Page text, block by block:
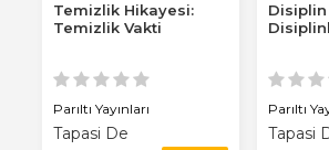
Temizlik Hikayesi:
Temizlik Vakti
Parıltı Yayınları
Tapasi De
Parıltı
Tapasi